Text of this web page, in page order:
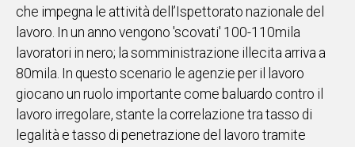
Social
che impegna le attività dell’Ispettorato nazionale del
lavoro. In un anno vengono 'scovati' 100-110mila
lavoratori in nero; la somministrazione illecita arriva a
80mila. In questo scenario le agenzie per il lavoro
giocano un ruolo importante come baluardo contro il
lavoro irregolare, stante la correlazione tra tasso di
legalità e tasso di penetrazione del lavoro tramite